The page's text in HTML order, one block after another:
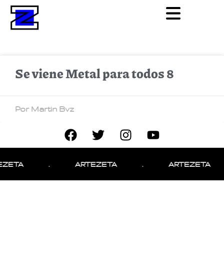
Se viene Metal para todos 8
Por Martin Bvz
ARTEZETA ARTEZETA